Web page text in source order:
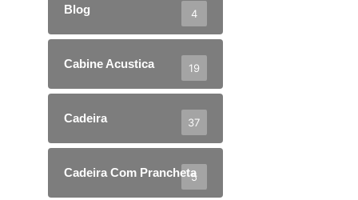
Blog 4
Cabine Acustica 19
Cadeira 37
Cadeira Com Prancheta
5